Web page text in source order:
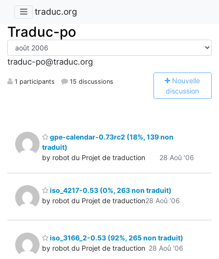
traduc.org
Traduc-po
traduc-po@traduc.org
1 participants 15 discussions Nouvelle
discussion
gpe-calendar-0.73rc2 (18%, 139 non
traduit)
by robot du Projet de traduction
28 Aoû '06
iso_4217-0.53 (0%, 263 non traduit)
by robot du Projet de traduction28 Aoû '06
iso_3166_2-0.53 (92%, 265 non traduit)
by robot du Projet de traduction 28 Aoû '06